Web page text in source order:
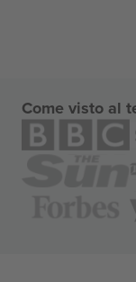
Come visto al